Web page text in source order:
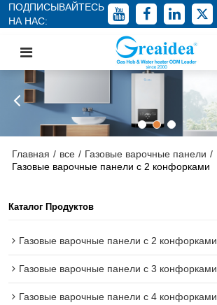
ПОДПИСЫВАЙТЕСЬ
НА НАС:
Главная / все / Газовые варочные панели /
Газовые варочные панели с 2 конфорками
Каталог Продуктов
Газовые варочные панели с 2 конфорками
Газовые варочные панели с 3 конфорками
Газовые варочные панели с 4 конфорками